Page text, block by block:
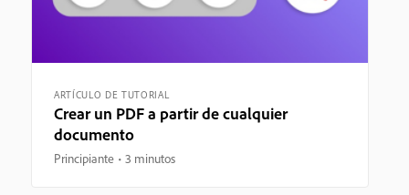
ARTÍCULO DE TUTORIAL
Crear un PDF a partir de cualquier
documento
Principiante 3 minutos